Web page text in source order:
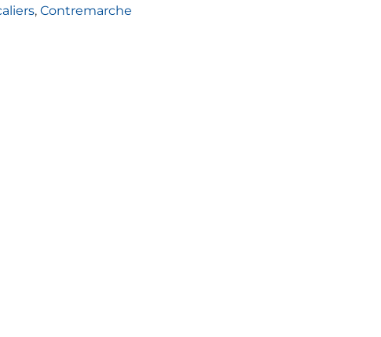
, Contremarche